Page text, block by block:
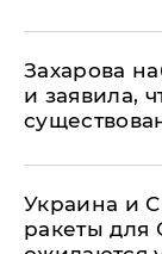
​Захарова
и заявила,
Украина и
ракеты для